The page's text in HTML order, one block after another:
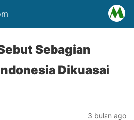
Sebagian
Dikuasai
3 bulan ago